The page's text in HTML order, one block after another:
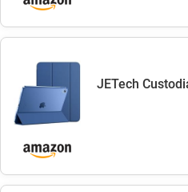
JETech